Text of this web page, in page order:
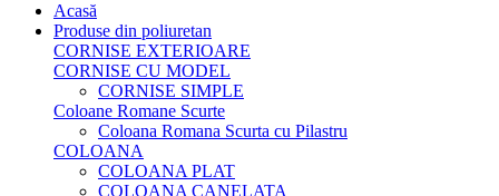
Acasă
Produse din poliuretan
CORNISE EXTERIOARE
CORNISE CU MODEL
CORNISE SIMPLE
Coloane Romane Scurte
Coloana Romana Scurta cu Pilastru
COLOANA
COLOANA PLAT
COLOANA CANELATA